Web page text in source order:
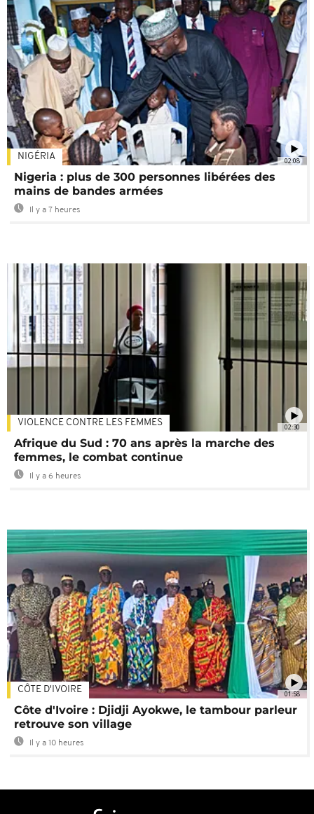
02:08
NIGÉRIA
Nigeria : plus de 300 personnes libérées des
mains de bandes armées
Il y a 7 heures
02:30
VIOLENCE CONTRE LES FEMMES
Afrique du Sud : 70 ans après la marche des
femmes, le combat continue
Il y a 6 heures
01:58
CÔTE D'IVOIRE
Côte d'Ivoire : Djidji Ayokwe, le tambour parleur
retrouve son village
Il y a 10 heures